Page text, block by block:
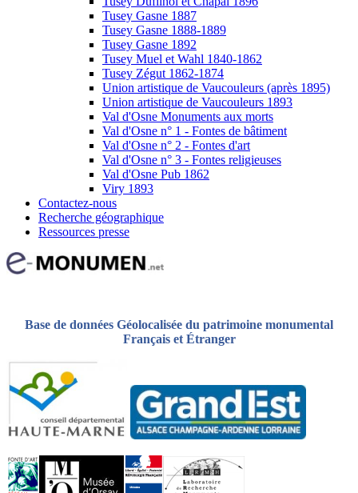
Tusey Gasne 1887
Tusey Gasne 1888-1889
Tusey Gasne 1892
Tusey Muel et Wahl 1840-1862
Tusey Zégut 1862-1874
Union artistique de Vaucouleurs (après 1895)
Union artistique de Vaucouleurs 1893
Val d'Osne Monuments aux morts
Val d'Osne n° 1 - Fontes de bâtiment
Val d'Osne n° 2 - Fontes d'art
Val d'Osne n° 3 - Fontes religieuses
Val d'Osne Pub 1862
Viry 1893
Contactez-nous
Recherche géographique
Ressources presse
Base de données Géolocalisée du patrimoine monumental
Français et Étranger